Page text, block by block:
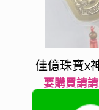
佳億珠寶x
要購買請